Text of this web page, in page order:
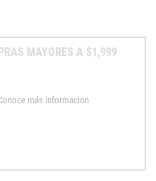
MAYORES A $1,999
más informacion